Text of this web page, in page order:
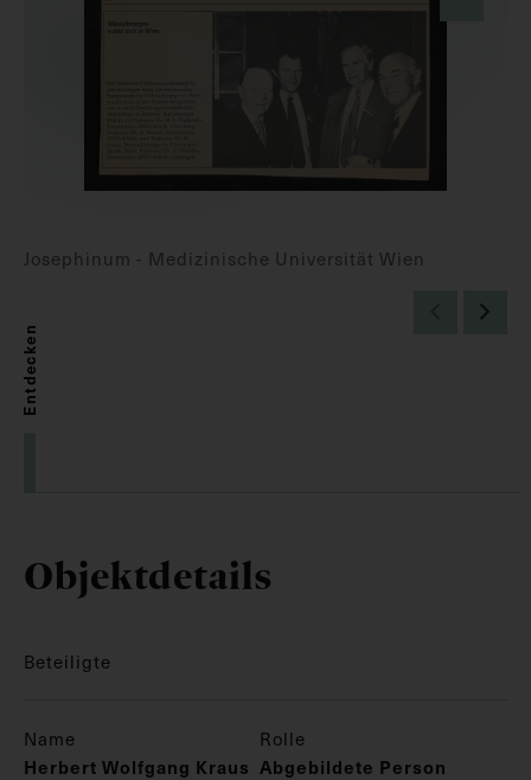
Josephinum - Medizinische Universität Wien
Entdecken
Objektdetails
Beteiligte
Name Rolle
Herbert Wolfgang Kraus Abgebildete Person